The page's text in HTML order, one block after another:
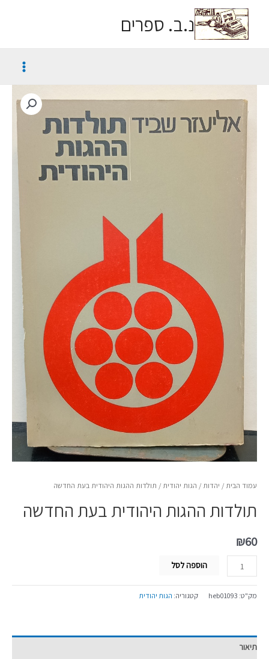
נ.ב. ספרים
עמוד הבית / יהדות / הגות יהודית / תולדות ההגות היהודית בעת החדשה
תולדות ההגות היהודית בעת החדשה
₪60
הוספה לסל
מק"ט: heb01093 קטגוריה: הגות יהודית
תיאור